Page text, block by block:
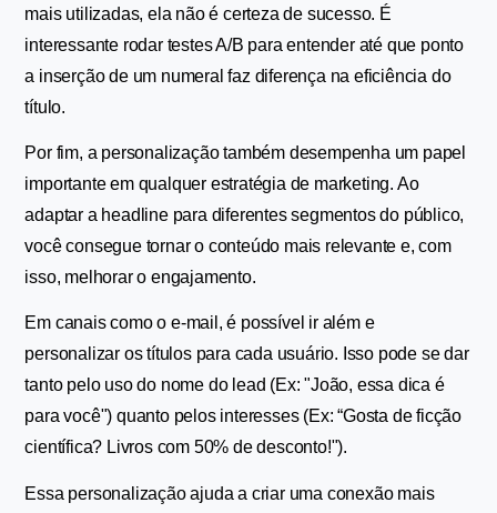
mais utilizadas, ela não é certeza de sucesso. É
interessante rodar testes A/B para entender até que ponto
a inserção de um numeral faz diferença na eficiência do
título.
Por fim, a personalização também desempenha um papel
importante em qualquer estratégia de marketing. Ao
adaptar a headline para diferentes segmentos do público,
você consegue tornar o conteúdo mais relevante e, com
isso, melhorar o engajamento.
Em canais como o e-mail, é possível ir além e
personalizar os títulos para cada usuário. Isso pode se dar
tanto pelo uso do nome do lead (Ex: "João, essa dica é
para você") quanto pelos interesses (Ex: “Gosta de ficção
científica? Livros com 50% de desconto!").
Essa personalização ajuda a criar uma conexão mais